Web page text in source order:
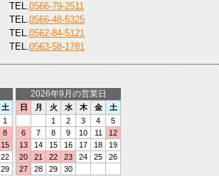
TEL.0566-79-2511
TEL.0566-48-5325
TEL.0562-84-5121
TEL.0563-58-1781
土
1
8
15
22
29
2026年9月の営業日
日 月 火 水 木 金
土
1
2 3 4
5
6
7 8 9 10 11
12
13
14 15 16 17 18
19
20
21 22 23 24 25
26
27
28 29 30